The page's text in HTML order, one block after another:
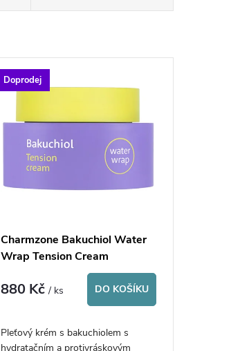
Doprodej
Charmzone Bakuchiol Water
Wrap Tension Cream
880 Kč/ ks DO KOŠÍKU
Pleťový krém s bakuchiolem s
hydratačním a protivráskovým